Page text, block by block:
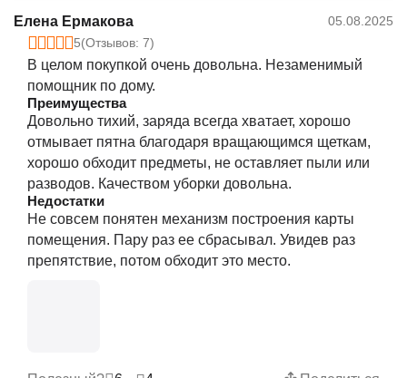
Елена Ермакова
05.08.2025
5(Отзывов: 7)
В целом покупкой очень довольна. Незаменимый
помощник по дому.
Преимущества
Довольно тихий, заряда всегда хватает, хорошо
отмывает пятна благодаря вращающимся щеткам,
хорошо обходит предметы, не оставляет пыли или
разводов. Качеством уборки довольна.
Недостатки
Не совсем понятен механизм построения карты
помещения. Пару раз ее сбрасывал. Увидев раз
препятствие, потом обходит это место.